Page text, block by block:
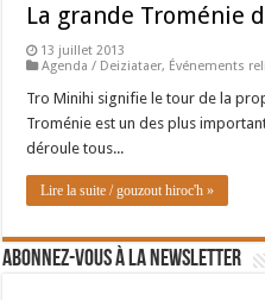
La grande Troménie
13 juillet 2013
Agenda / Deiziataer, Événements
Tro Minihi signifie le tour de la
Troménie est un des plus
déroule tous...
Lire la suite / gouzout hiroc'h »
Abonnez-vous à la newsletter